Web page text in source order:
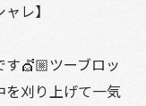
レ】
💇🏼ツーブロッ
を刈り上げて一気